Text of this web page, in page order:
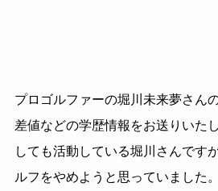
プロゴルファーの堀川未来夢さん
差値などの学歴情報をお送りいた
しても活動している堀川さんです
ルフをやめようと思っていました